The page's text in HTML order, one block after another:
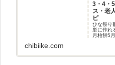
3・4・
ス・老
ピ
ひな祭り
単に作れ
月柏餅5
日）に
chibiike.com